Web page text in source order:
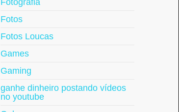
Fotografia
Fotos
Fotos Loucas
Games
Gaming
ganhe dinheiro postando vídeos
no youtube